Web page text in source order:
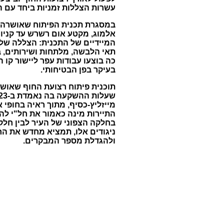
עשרות הצללות זמניות ביחד עם
במסגרת תכנית הפיתוח שאושרה
אלמוג, מקטע אום רשרש עד
המיידיים של התכנית: הצללה
תאי הלבשה, מלתחות ושירותים,
כה בוצעו עבודות עפר ליישור קו
בעיקר בפן הבטיחותי.
תוכנית פיתוח רצועת החוף
מייזליץ-כסיף, מתוך ראיה
התיירות מינה כאמור את חל"י
בחלקה הצפוני של העיר לבין
ניגודים אלו, תמציא מחדש את
ולהגדלת מספר המבקרים.